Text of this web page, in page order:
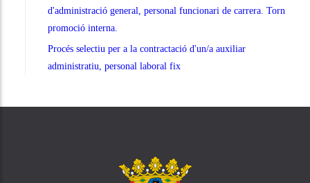
d'administració general, personal funcionari de carrera. Torn
promoció interna.
Procés selectiu per a la contractació d'un/a auxiliar
administratiu, personal laboral fix